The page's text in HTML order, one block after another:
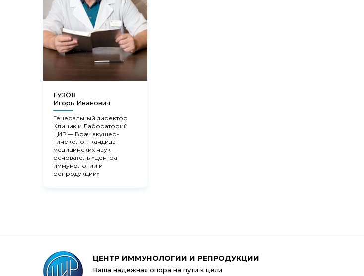
ГУЗОВ
Игорь Иванович
Генеральный директор
Клиник и Лабораторий
ЦИР — Врач акушер-
гинеколог, кандидат
медицинских наук —
основатель «Центра
иммунологии и
репродукции»
ЦЕНТР ИММУНОЛОГИИ И РЕПРОДУКЦИИ
Ваша надежная опора на пути к цели